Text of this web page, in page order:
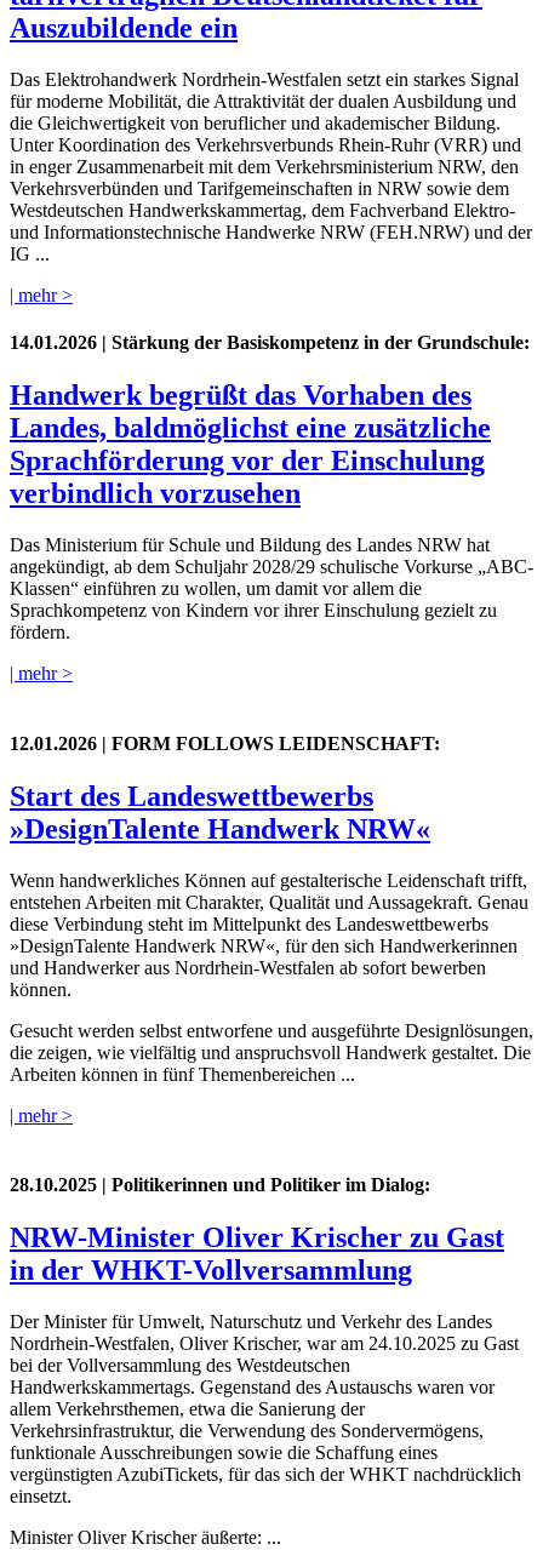
Auszubildende ein
Das Elektrohandwerk Nordrhein-Westfalen setzt ein starkes Signal
für moderne Mobilität, die Attraktivität der dualen Ausbildung und
die Gleichwertigkeit von beruflicher und akademischer Bildung.
Unter Koordination des Verkehrsverbunds Rhein-Ruhr (VRR) und
in enger Zusammenarbeit mit dem Verkehrsministerium NRW, den
Verkehrsverbünden und Tarifgemeinschaften in NRW sowie dem
Westdeutschen Handwerkskammertag, dem Fachverband Elektro-
und Informationstechnische Handwerke NRW (FEH.NRW) und der
IG ...
| mehr >
14.01.2026 | Stärkung der Basiskompetenz in der Grundschule:
Handwerk begrüßt das Vorhaben des
Landes, baldmöglichst eine zusätzliche
Sprachförderung vor der Einschulung
verbindlich vorzusehen
Das Ministerium für Schule und Bildung des Landes NRW hat
angekündigt, ab dem Schuljahr 2028/29 schulische Vorkurse „ABC-
Klassen“ einführen zu wollen, um damit vor allem die
Sprachkompetenz von Kindern vor ihrer Einschulung gezielt zu
fördern.
| mehr >
12.01.2026 | FORM FOLLOWS LEIDENSCHAFT:
Start des Landeswettbewerbs
»DesignTalente Handwerk NRW«
Wenn handwerkliches Können auf gestalterische Leidenschaft trifft,
entstehen Arbeiten mit Charakter, Qualität und Aussagekraft. Genau
diese Verbindung steht im Mittelpunkt des Landeswettbewerbs
»DesignTalente Handwerk NRW«, für den sich Handwerkerinnen
und Handwerker aus Nordrhein-Westfalen ab sofort bewerben
können.
Gesucht werden selbst entworfene und ausgeführte Designlösungen,
die zeigen, wie vielfältig und anspruchsvoll Handwerk gestaltet. Die
Arbeiten können in fünf Themenbereichen ...
| mehr >
28.10.2025 | Politikerinnen und Politiker im Dialog:
NRW-Minister Oliver Krischer zu Gast
in der WHKT-Vollversammlung
Der Minister für Umwelt, Naturschutz und Verkehr des Landes
Nordrhein-Westfalen, Oliver Krischer, war am 24.10.2025 zu Gast
bei der Vollversammlung des Westdeutschen
Handwerkskammertags. Gegenstand des Austauschs waren vor
allem Verkehrsthemen, etwa die Sanierung der
Verkehrsinfrastruktur, die Verwendung des Sondervermögens,
funktionale Ausschreibungen sowie die Schaffung eines
vergünstigten AzubiTickets, für das sich der WHKT nachdrücklich
einsetzt.
Minister Oliver Krischer äußerte: ...